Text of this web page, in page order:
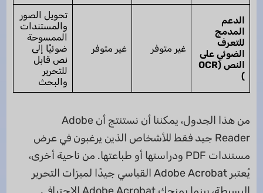
الدعم
المدمج
للتعرف
الضوئي على
النص (OCR
)
غير متوفر غير متوفر
تحويل الصور
والمستندات
الممسوحة
ضوئيًا إلى
نص قابل
للتحرير
والبحث
من هذا الجدول، يمكننا أن نستنتج أن Adobe
Reader جيد فقط للأشخاص الذين يرغبون في عرض
مستندات PDF ودراستها أو طباعتها. من ناحية أخرى،
يُعتبر Adobe Acrobat القياسي جيدًا لميزات التحرير